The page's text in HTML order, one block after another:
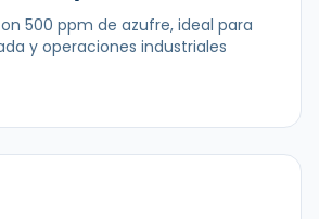
500 ppm de azufre, ideal para
y operaciones industriales